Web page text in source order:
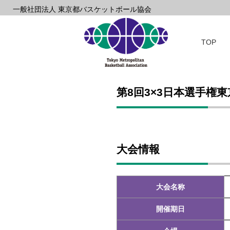
一般社団法人 東京都バスケットボール協会
TOP
第8回3×3日本選手権
大会情報
大会名称
開催期日